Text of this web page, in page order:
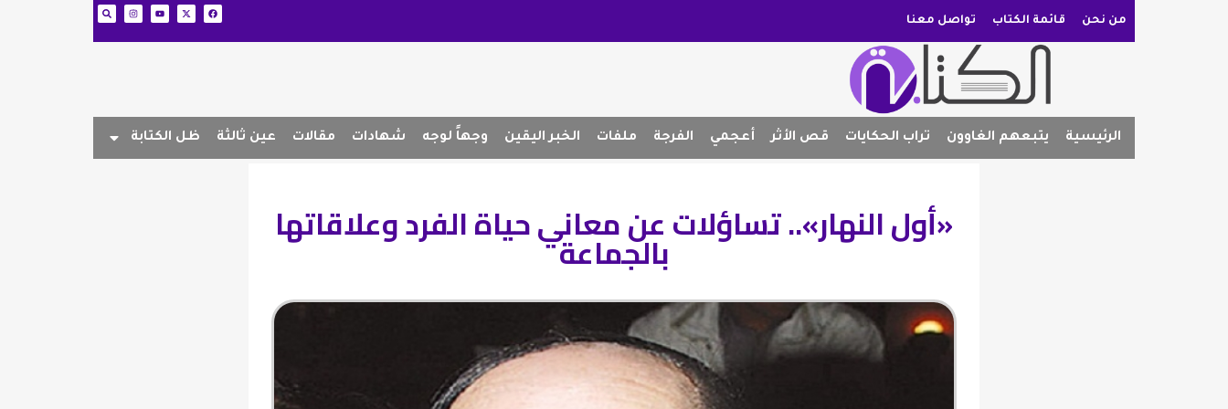
من نحن قائمة الكتاب تواصل معنا
الرئيسية يتبعهم الغاوون تراب الحكايات قص الأثر أعجمي الفرجة ملفات الخبر اليقين وجهاً لوجه شهادات مقالات عين ثالثة ظل الكتابة
«أول النهار».. تساؤلات عن معاني حياة الفرد وعلاقاتها
بالجماعة